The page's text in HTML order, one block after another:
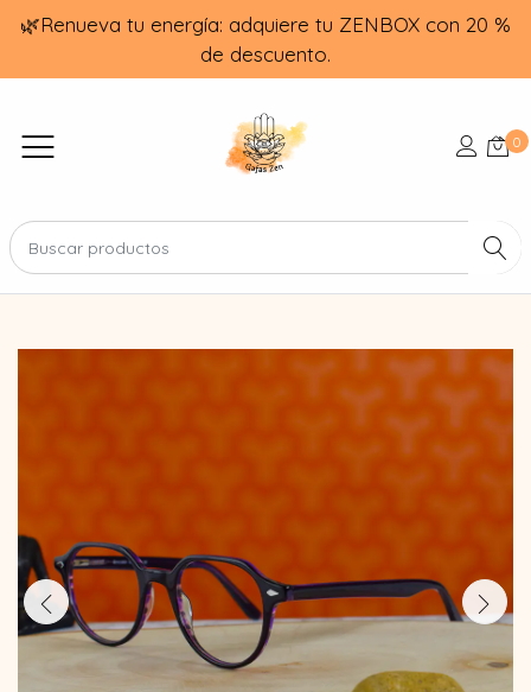
🌿Renueva tu energía: adquiere tu ZENBOX con 20 %
de descuento.
0